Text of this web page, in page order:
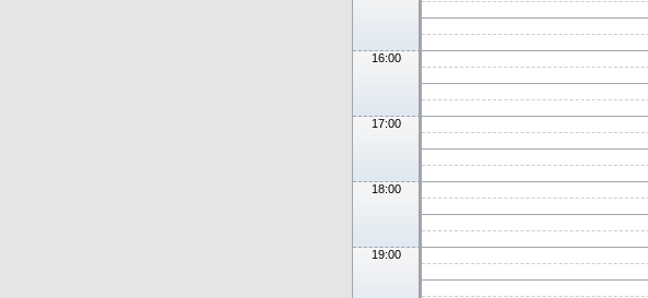
16:00
17:00
18:00
19:00